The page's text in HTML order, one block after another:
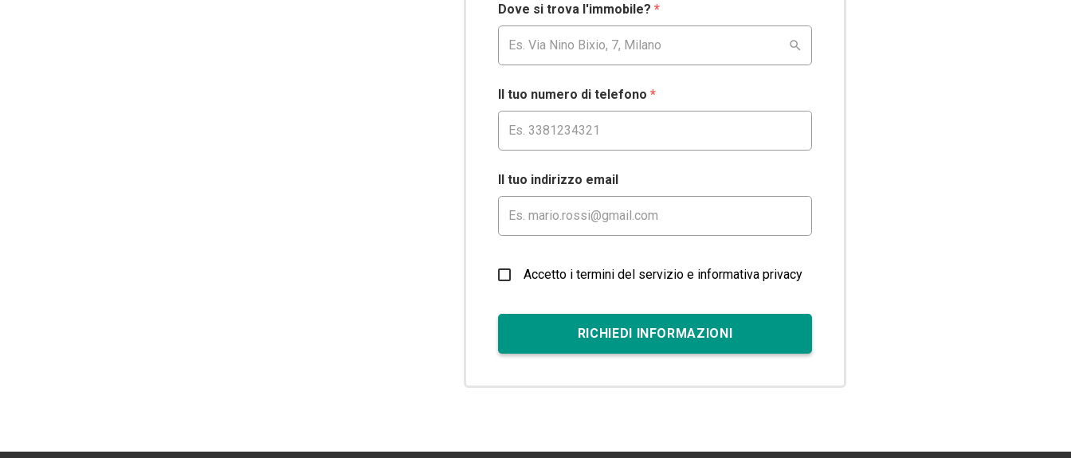
Dove si trova l'immobile? *
Il tuo numero di telefono *
Il tuo indirizzo email
Accetto i termini del servizio e informativa privacy
RICHIEDI INFORMAZIONI